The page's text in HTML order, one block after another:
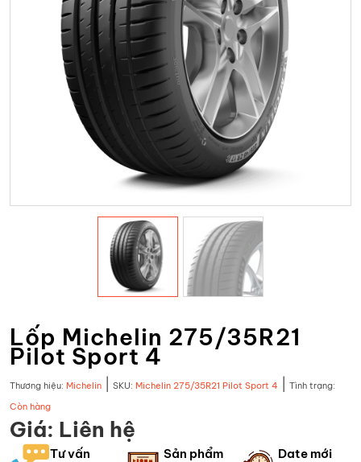
Lốp Michelin 275/35R21
Pilot Sport 4
Thương hiệu: Michelin SKU: Michelin 275/35R21 Pilot Sport 4
Tình trạng:
Còn hàng
Giá: Liên hệ
Tư vấn
Sản phẩm
Date mới